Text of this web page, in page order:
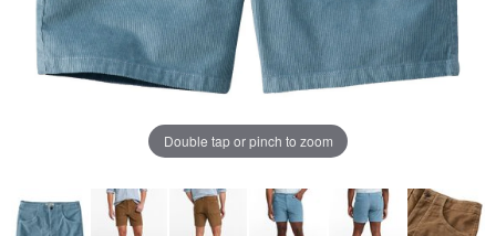
Double tap or pinch to zoom